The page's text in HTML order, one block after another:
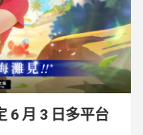
6 月 3 日多平台